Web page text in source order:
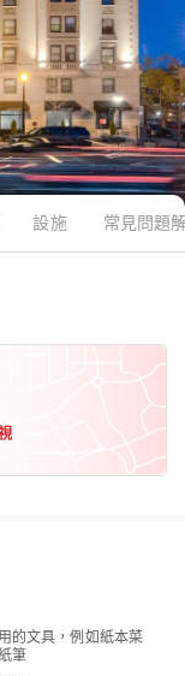
設施 常見問題
的文具，例如紙本菜
筆